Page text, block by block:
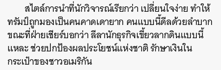
สไตล์การนำที่นักวิจารณ์เรียกว่า เปลี่ยนใจง่าย ทำให้
ทรัมป์ถูกมองเป็นคนคาดเดายาก คนแบบนี้ดีลด้วยลำบาก
ขณะที่ฝ่ายเชียร์บอกว่า ลีลานักธุรกิจเขี้ยวลากดินแบบนี้
แหละ ช่วยปกป้องผลประโยชน์แห่งชาติ รักษาเงินใน
กระเป๋าของชาวอเมริกัน